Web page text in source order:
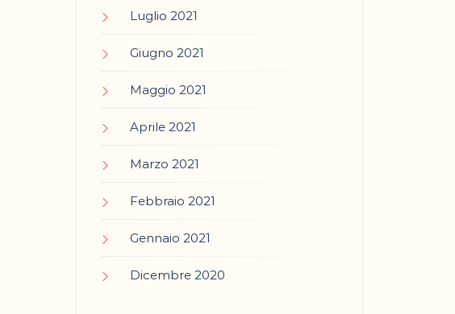
Luglio 2021
Giugno 2021
Maggio 2021
Aprile 2021
Marzo 2021
Febbraio 2021
Gennaio 2021
Dicembre 2020